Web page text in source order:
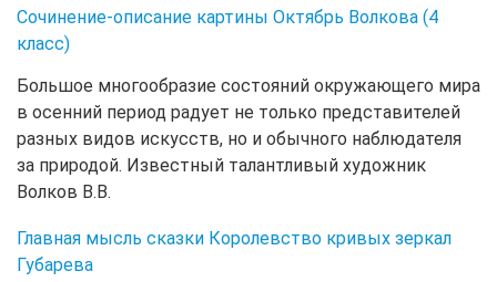
Сочинение-описание картины Октябрь Волкова (4
класс)
Большое многообразие состояний окружающего мира
в осенний период радует не только представителей
разных видов искусств, но и обычного наблюдателя
за природой. Известный талантливый художник
Волков В.В.
Главная мысль сказки Королевство кривых зеркал
Губарева